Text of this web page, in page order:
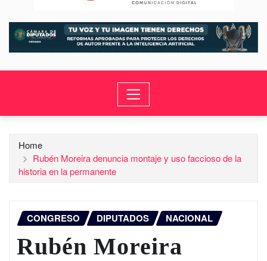
Home
Rubén Moreira denuncia montaje y uso faccioso de la
historia en la permanente
CONGRESO DIPUTADOS NACIONAL
Rubén Moreira